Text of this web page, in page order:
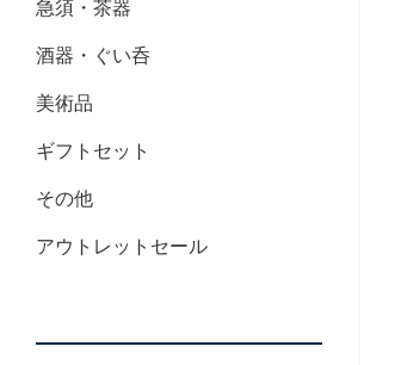
急須・茶器
酒器・ぐい呑
美術品
ギフトセット
その他
アウトレットセール